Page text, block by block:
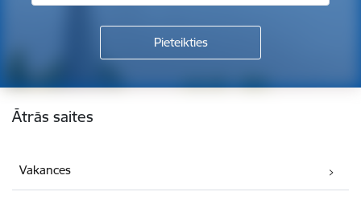
Kājene
Ātrās saites
Vakances